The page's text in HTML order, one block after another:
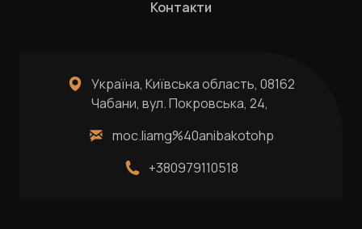
Контакти
Україна, Київська область, 08162
Чабани, вул. Покровська, 24,
moc.liamg%40anibakotohp
+380979110518